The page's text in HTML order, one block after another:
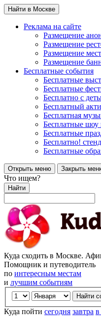
Найти в Москве
Реклама на сайте
Размещение
Размещение
Размещение
Размещение
Бесплатные события
Бесплатные
Бесплатные
Бесплатно с
Бесплатный
Бесплатная
Бесплатные
Бесплатные
Бесплатно!
Бесплатные
Открыть меню Закрыть
Что ищем?
Найти
Куда сходить в Москве.
Помощник и путеводитель
по интересным местам
и лучшим событиям
Куда пойти сегодня завтра